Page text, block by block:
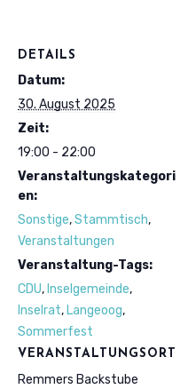
DETAILS
Datum:
30. August 2025
Zeit:
19:00 - 22:00
Veranstaltungskategori
en:
Sonstige,Stammtisch,
Veranstaltungen
Veranstaltung-Tags:
CDU, Inselgemeinde,
Inselrat, Langeoog,
Sommerfest
VERANSTALTUNGSORT
Remmers Backstube